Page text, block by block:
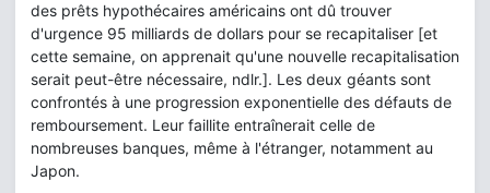
des prêts hypothécaires américains ont dû trouver
d'urgence 95 milliards de dollars pour se recapitaliser [et
cette semaine, on apprenait qu'une nouvelle recapitalisation
serait peut-être nécessaire, ndlr.]. Les deux géants sont
confrontés à une progression exponentielle des défauts de
remboursement. Leur faillite entraînerait celle de
nombreuses banques, même à l'étranger, notamment au
Japon.